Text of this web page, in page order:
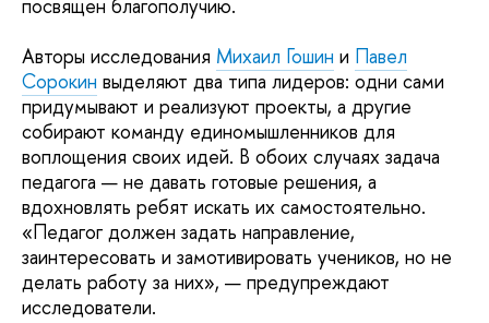
посвящен благополучию.
Авторы исследования Михаил Гошин и Павел
Сорокин выделяют два типа лидеров: одни сами
придумывают и реализуют проекты, а другие
собирают команду единомышленников для
воплощения своих идей. В обоих случаях задача
педагога — не давать готовые решения, а
вдохновлять ребят искать их самостоятельно.
«Педагог должен задать направление,
заинтересовать и замотивировать учеников, но не
делать работу за них», — предупреждают
исследователи.